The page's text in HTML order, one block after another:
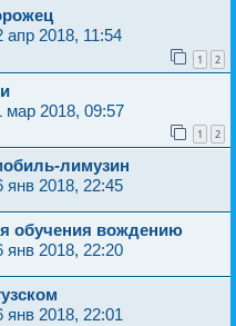
апр 2018, 11:54
1 2
мар 2018, 09:57
1 2
лимузин
янв 2018, 22:45
обучения вождению
янв 2018, 22:20
янв 2018, 22:01